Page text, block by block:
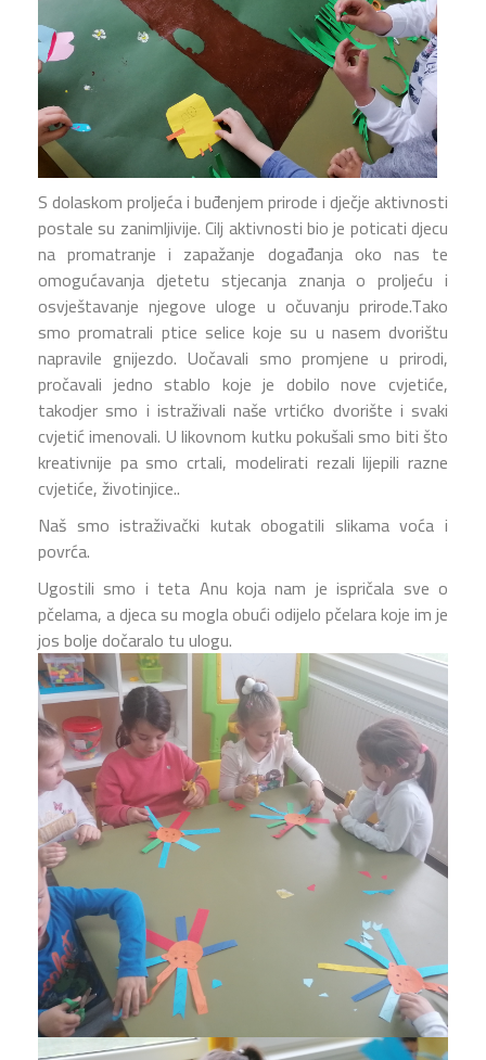
S dolaskom proljeća i buđenjem prirode i dječje aktivnosti
postale su zanimljivije. Cilj aktivnosti bio je poticati djecu
na promatranje i zapažanje događanja oko nas te
omogućavanja djetetu stjecanja znanja o proljeću i
osvještavanje njegove uloge u očuvanju prirode.Tako
smo promatrali ptice selice koje su u nasem dvorištu
napravile gnijezdo. Uočavali smo promjene u prirodi,
pročavali jedno stablo koje je dobilo nove cvjetiće,
takodjer smo i istraživali naše vrtićko dvorište i svaki
cvjetić imenovali. U likovnom kutku pokušali smo biti što
kreativnije pa smo crtali, modelirati rezali lijepili razne
cvjetiće, životinjice..
Naš smo istraživački kutak obogatili slikama voća i
povrća.
Ugostili smo i teta Anu koja nam je ispričala sve o
pčelama, a djeca su mogla obući odijelo pčelara koje im je
jos bolje dočaralo tu ulogu.